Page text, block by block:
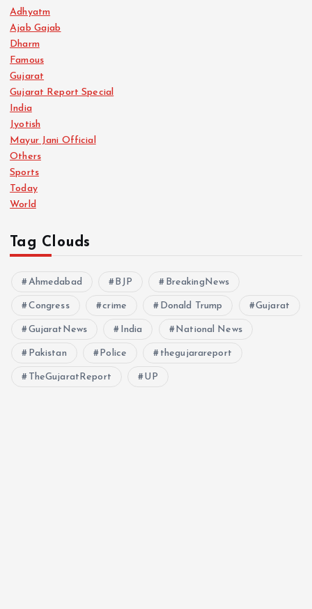
Adhyatm
Ajab Gajab
Dharm
Famous
Gujarat
Gujarat Report Special
India
Jyotish
Mayur Jani Official
Others
Sports
Today
World
Tag Clouds
Ahmedabad BJP BreakingNews
Congress crime Donald Trump Gujarat
GujaratNews India National News
Pakistan Police thegujarareport
TheGujaratReport UP